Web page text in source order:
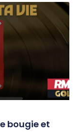
bougie et